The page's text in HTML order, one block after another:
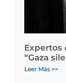
Expertos
“Gaza
Leer Más >>